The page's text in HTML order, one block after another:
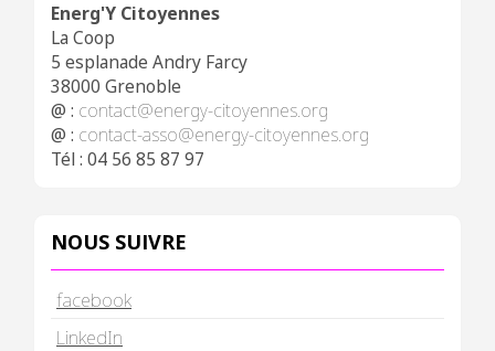
Energ'Y Citoyennes
La Coop
5 esplanade Andry Farcy
38000 Grenoble
@ : contact@energy-citoyennes.org
@ : contact-asso@energy-citoyennes.org
Tél : 04 56 85 87 97
NOUS SUIVRE
facebook
LinkedIn